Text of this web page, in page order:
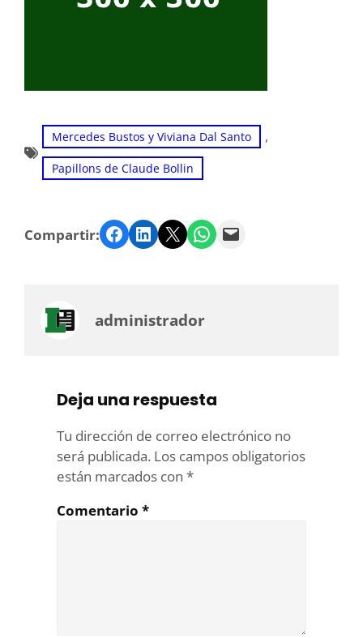
Mercedes Bustos y Viviana Dal Santo ,
Papillons de Claude Bollin
Compartir: Facebook LinkedIn Twitter WhatsApp Email
administrador
Deja una respuesta
Tu dirección de correo electrónico no
será publicada. Los campos obligatorios
están marcados con *
Comentario *